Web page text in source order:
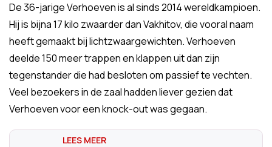
De 36-jarige Verhoeven is al sinds 2014 wereldkampioen.
Hij is bijna 17 kilo zwaarder dan Vakhitov, die vooral naam
heeft gemaakt bij lichtzwaargewichten. Verhoeven
deelde 150 meer trappen en klappen uit dan zijn
tegenstander die had besloten om passief te vechten.
Veel bezoekers in de zaal hadden liever gezien dat
Verhoeven voor een knock-out was gegaan.